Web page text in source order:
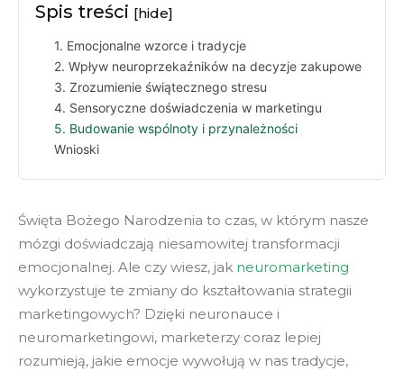
Spis treści [hide]
1. Emocjonalne wzorce i tradycje
2. Wpływ neuroprzekaźników na decyzje zakupowe
3. Zrozumienie świątecznego stresu
4. Sensoryczne doświadczenia w marketingu
5. Budowanie wspólnoty i przynależności
Wnioski
Święta Bożego Narodzenia to czas, w którym nasze
mózgi doświadczają niesamowitej transformacji
emocjonalnej. Ale czy wiesz, jak neuromarketing
wykorzystuje te zmiany do kształtowania strategii
marketingowych? Dzięki neuronauce i
neuromarketingowi, marketerzy coraz lepiej
rozumieją, jakie emocje wywołują w nas tradycje,